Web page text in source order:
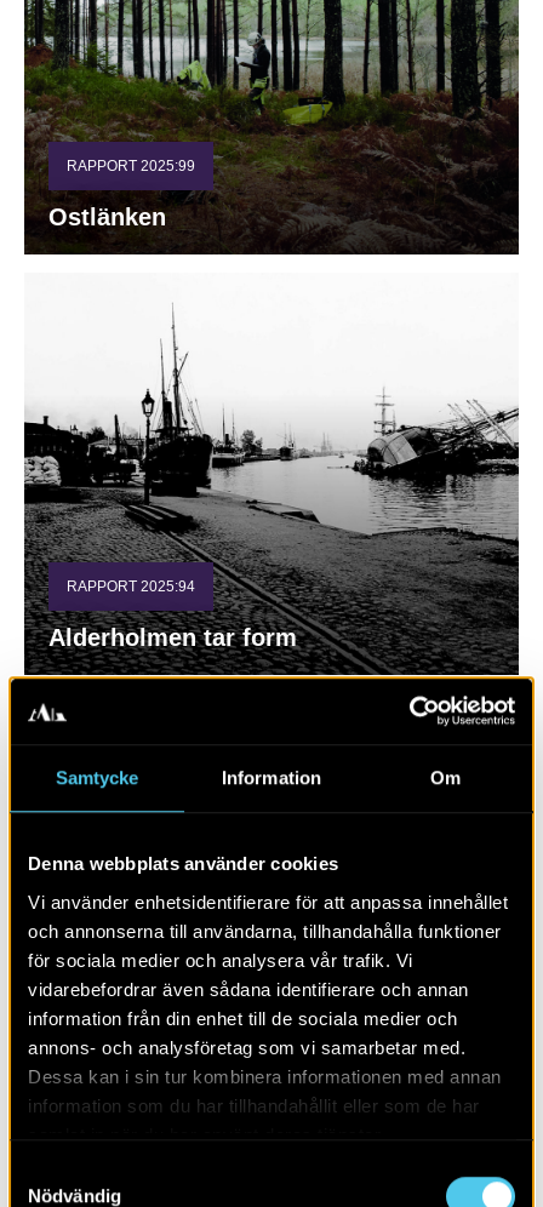
Samtycke Information Om
Denna webbplats använder cookies
Vi använder enhetsidentifierare för att anpassa innehållet
och annonserna till användarna, tillhandahålla funktioner
för sociala medier och analysera vår trafik. Vi
vidarebefordrar även sådana identifierare och annan
information från din enhet till de sociala medier och
annons- och analysföretag som vi samarbetar med.
Dessa kan i sin tur kombinera informationen med annan
information som du har tillhandahållit eller som de har
Nödvändig
RAPPORT 2025:99
Ostlänken
RAPPORT 2025:94
Alderholmen tar form
RAPPORT 2025:101
Bergsbrunna